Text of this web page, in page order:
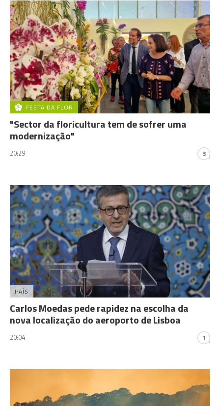
FESTA DA FLOR
"Sector da floricultura tem de sofrer uma
modernização"
20:29 3
PAÍS
Carlos Moedas pede rapidez na escolha da
nova localização do aeroporto de Lisboa
20:04 1